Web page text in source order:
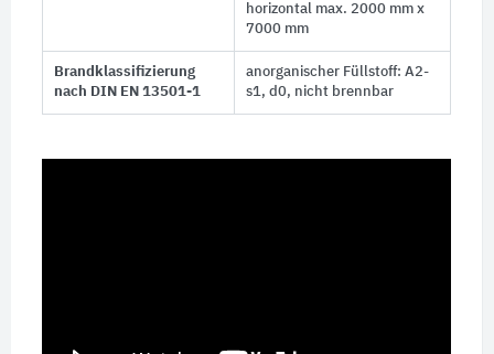
horizontal max. 2000 mm x
7000 mm
Brandklassifizierung
nach DIN EN 13501-1
anorganischer Füllstoff: A2-
s1, d0, nicht brennbar